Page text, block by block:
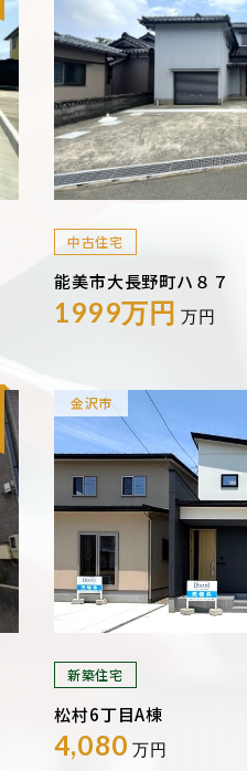
中古住宅
能美市大長野町ハ８７
1999万円 万円
金沢市
新築住宅
松村6丁目A棟
4,080 万円